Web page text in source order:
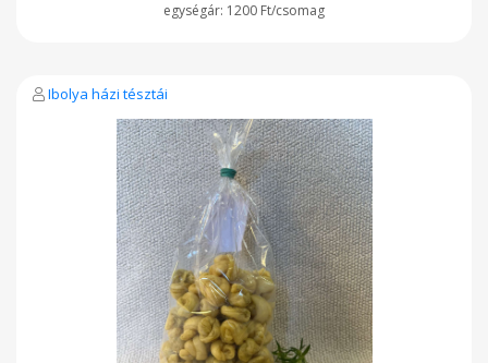
1200 Ft/csomag
Ibolya házi tésztái